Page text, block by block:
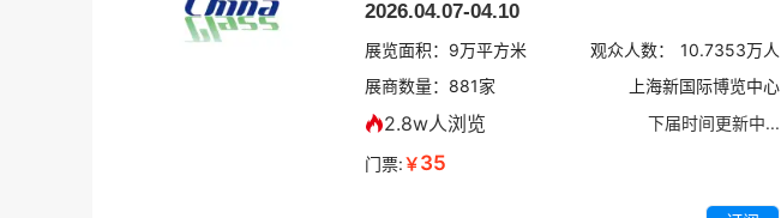
2026.04.07-04.10
展览面积： 9万平方米 观众人数： 10.7353万人
展商数量： 881家 上海新国际博览中心
2.8w人浏览
下届时间更新中...
门票:￥35